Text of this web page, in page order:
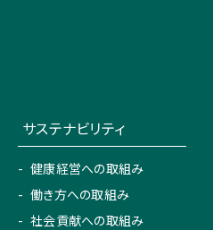
サステナビリティ
健康経営への取組み
働き方への取組み
社会貢献への取組み